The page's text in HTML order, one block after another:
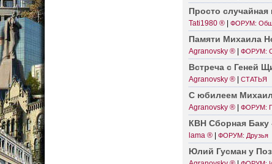
Просто случайная
Tati1980 ® ФОРУМ:
Памяти Михаила
Agranovsky ® ФОРУМ:
Встреча с Геней
Agranovsky ® СТАТЬЯ
С юбилеем
Agranovsky ® ФОРУМ:
КВН Сборная
lama ® ФОРУМ: Друзья
Юлий Гусман у